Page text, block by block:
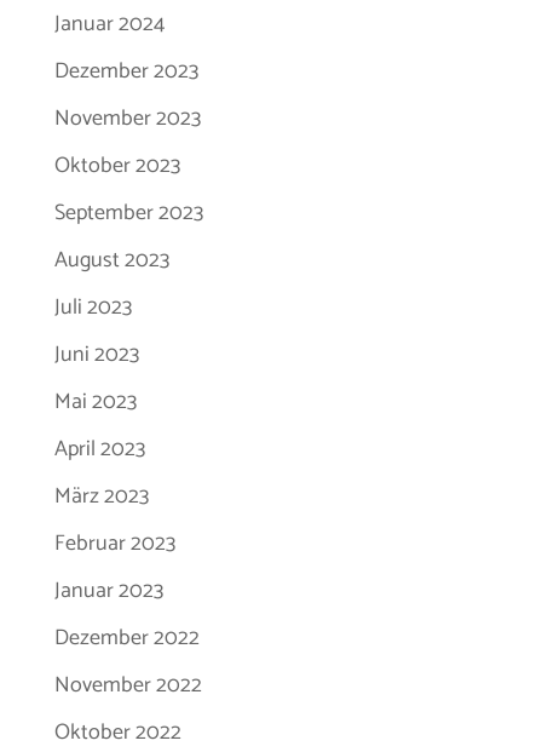
Januar 2024
Dezember 2023
November 2023
Oktober 2023
September 2023
August 2023
Juli 2023
Juni 2023
Mai 2023
April 2023
März 2023
Februar 2023
Januar 2023
Dezember 2022
November 2022
Oktober 2022